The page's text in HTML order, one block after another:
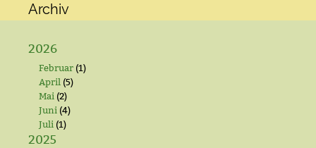
Archiv
2026
Februar (1)
April (5)
Mai (2)
Juni (4)
Juli (1)
2025